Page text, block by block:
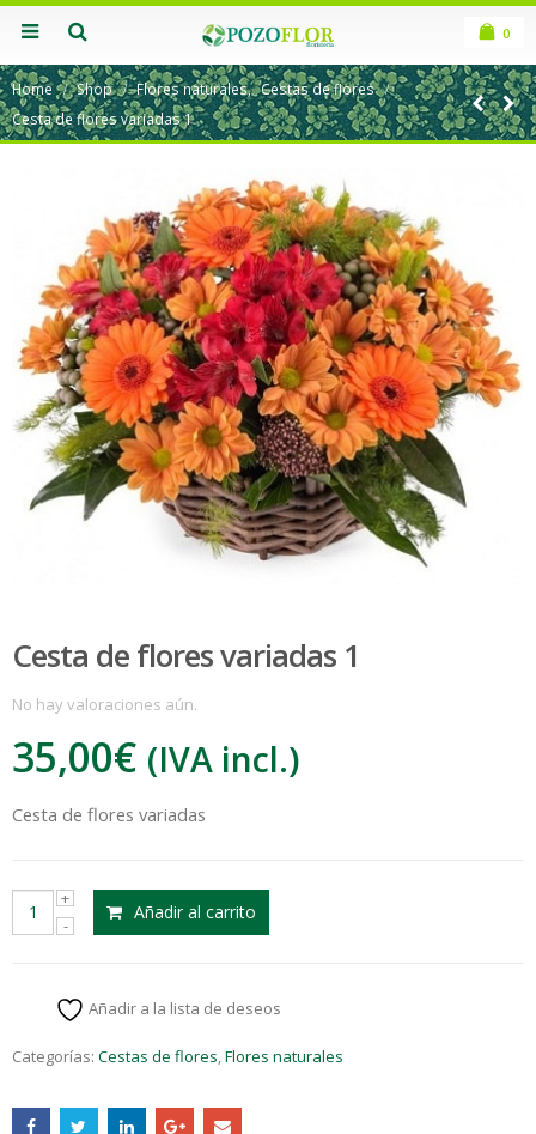
0
Home Shop Flores naturales, Cestas de flores
Cesta de flores variadas 1
Cesta de flores variadas 1
No hay valoraciones aún.
35,00€ (IVA incl.)
Cesta de flores variadas
Añadir al carrito
Añadir a la lista de deseos
Categorías: Cestas de flores,Flores naturales